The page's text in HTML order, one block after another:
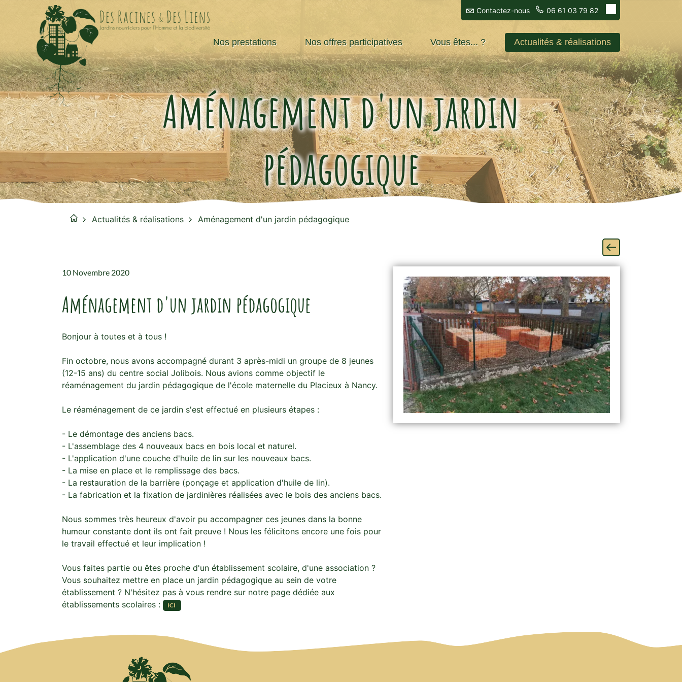
Contactez-nous 06 61 03 79 82
Nos prestations Nos offres participatives Vous êtes... ? Actualités & réalisations
Aménagement d'un jardin
pédagogique
Actualités & réalisations Aménagement d'un jardin pédagogique
10 Novembre 2020
Aménagement d'un jardin pédagogique
Bonjour à toutes et à tous !
Fin octobre, nous avons accompagné durant 3 après-midi un groupe de 8 jeunes
(12-15 ans) du centre social Jolibois. Nous avions comme objectif le
réaménagement du jardin pédagogique de l'école maternelle du Placieux à Nancy.
Le réaménagement de ce jardin s'est effectué en plusieurs étapes :
- Le démontage des anciens bacs.
- L'assemblage des 4 nouveaux bacs en bois local et naturel.
- L'application d'une couche d'huile de lin sur les nouveaux bacs.
- La mise en place et le remplissage des bacs.
- La restauration de la barrière (ponçage et application d'huile de lin).
- La fabrication et la fixation de jardinières réalisées avec le bois des anciens bacs.
Nous sommes très heureux d'avoir pu accompagner ces jeunes dans la bonne
humeur constante dont ils ont fait preuve ! Nous les félicitons encore une fois pour
le travail effectué et leur implication !
Vous faites partie ou êtes proche d'un établissement scolaire, d'une association ?
Vous souhaitez mettre en place un jardin pédagogique au sein de votre
établissement ? N'hésitez pas à vous rendre sur notre page dédiée aux
établissements scolaires :
ICI